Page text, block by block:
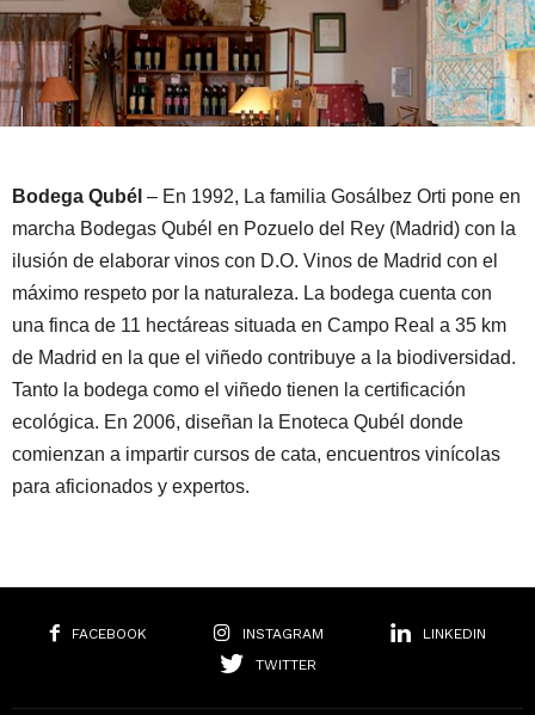
Bodega Qubél – En 1992, La familia Gosálbez Orti pone en
marcha Bodegas Qubél en Pozuelo del Rey (Madrid) con la
ilusión de elaborar vinos con D.O. Vinos de Madrid con el
máximo respeto por la naturaleza. La bodega cuenta con
una finca de 11 hectáreas situada en Campo Real a 35 km
de Madrid en la que el viñedo contribuye a la biodiversidad.
Tanto la bodega como el viñedo tienen la certificación
ecológica. En 2006, diseñan la Enoteca Qubél donde
comienzan a impartir cursos de cata, encuentros vinícolas
para aficionados y expertos.
FACEBOOK INSTAGRAM
LINKEDIN
TWITTER